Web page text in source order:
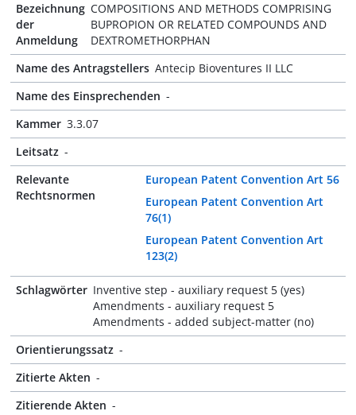
Bezeichnung
der
Anmeldung
COMPOSITIONS AND METHODS COMPRISING
BUPROPION OR RELATED COMPOUNDS AND
DEXTROMETHORPHAN
Name des Antragstellers Antecip Bioventures II LLC
Name des Einsprechenden -
Kammer 3.3.07
Leitsatz -
Relevante
Rechtsnormen
European Patent Convention Art 56
European Patent Convention Art
76(1)
European Patent Convention Art
123(2)
Schlagwörter Inventive step - auxiliary request 5 (yes)
Amendments - auxiliary request 5
Amendments - added subject-matter (no)
Orientierungssatz -
Zitierte Akten -
Zitierende Akten -